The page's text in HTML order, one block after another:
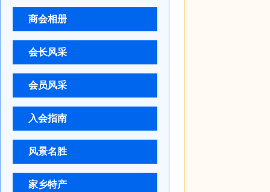
商会相册
会长风采
会员风采
入会指南
风景名胜
家乡特产